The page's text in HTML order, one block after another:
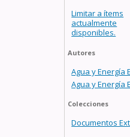
Limitar a ítems
actualmente
disponibles.
Autores
Agua y Energía
Agua y Energía
Colecciones
Documentos